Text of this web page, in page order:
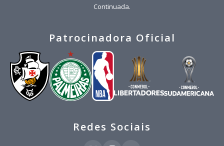
Continuada.
Patrocinadora Oficial
Redes Sociais